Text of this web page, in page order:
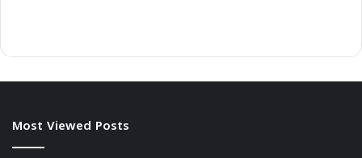
Most Viewed Posts